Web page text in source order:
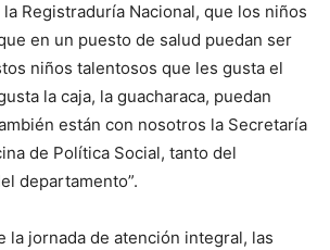
Registraduría Nacional, que los niños
en un puesto de salud puedan ser
niños talentosos que les gusta el
la caja, la guacharaca, puedan
están con nosotros la Secretaría
de Política Social, tanto del
departamento”.
la jornada de atención integral, las